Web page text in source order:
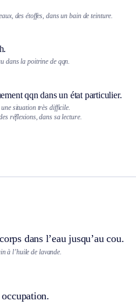
des étoffes, dans un bain de teinture.
dans la poitrine de qqn.
qqn dans un état particulier.
situation très difficile.
réflexions, dans sa lecture.
dans l’eau jusqu’au cou.
à l’huile de lavande.